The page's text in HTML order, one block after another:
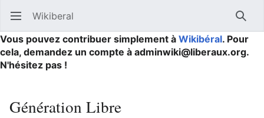
Ouvrir le menu principal Wikiberal
Vous pouvez contribuer simplement à Wikibéral. Pour
cela, demandez un compte à adminwiki@liberaux.org.
N'hésitez pas !
Génération Libre